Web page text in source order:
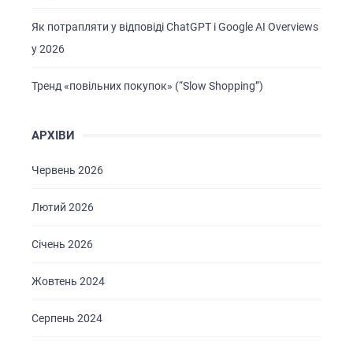
Як потрапляти у відповіді ChatGPT і Google AI Overviews
у 2026
Тренд «повільних покупок» (“Slow Shopping”)
АРХІВИ
Червень 2026
Лютий 2026
Січень 2026
Жовтень 2024
Серпень 2024
ГОЛОВНА
ПОРТФОЛІО